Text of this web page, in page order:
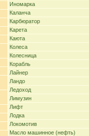
Иномарка
Каланча
Карбюратор
Карета
Каюта
Колеса
Колесница
Корабль
Лайнер
Ландо
Ледоход
Лимузин
Лифт
Лодка
Локомотив
Масло машинное (нефть)